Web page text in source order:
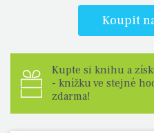
Koupit
Kupte si knihu a
- knížku ve stejné
zdarma!